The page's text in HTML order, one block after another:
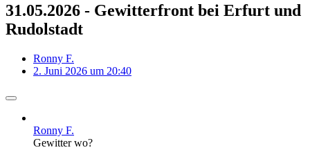
31.05.2026 - Gewitterfront bei Erfurt und
Rudolstadt
Ronny F.
2. Juni 2026 um 20:40
Ronny F.
Gewitter wo?